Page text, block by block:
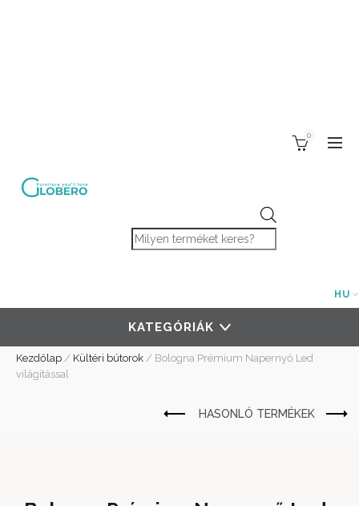
Products search
0
HU
KATEGÓRIÁK
Kezdőlap / Kültéri bútorok / Bologna Prémium Napernyő Led
világítással